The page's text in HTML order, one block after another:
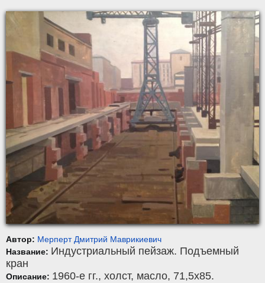
Автор: Мерперт Дмитрий Маврикиевич
Название: Индустриальный пейзаж. Подъемный
кран
Описание: 1960-е гг., холст, масло, 71,5x85.